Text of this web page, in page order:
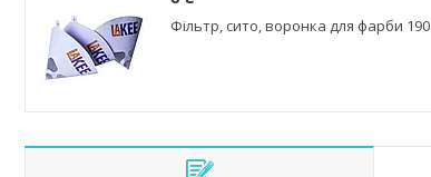
Фільтр, сито, воронка для фарби